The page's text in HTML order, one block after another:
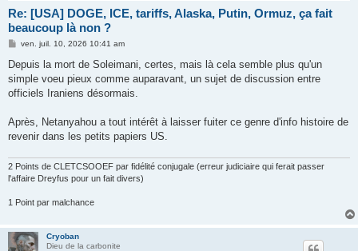
Re: [USA] DOGE, ICE, tariffs, Alaska, Putin, Ormuz, ça fait
beaucoup là non ?
M
s
s
a
g
ven. juil. 10, 2026 10:41 am
Depuis la mort de Soleimani, certes, mais là cela semble plus qu'un
simple voeu pieux comme auparavant, un sujet de discussion entre
officiels Iraniens désormais.
Après, Netanyahou a tout intérêt à laisser fuiter ce genre d'info histoire de
revenir dans les petits papiers US.
2 Points de CLETCSOOEF par fidélité conjugale (erreur judiciaire qui ferait passer
l'affaire Dreyfus pour un fait divers)
1 Point par malchance
Cryoban
Dieu de la carbonite